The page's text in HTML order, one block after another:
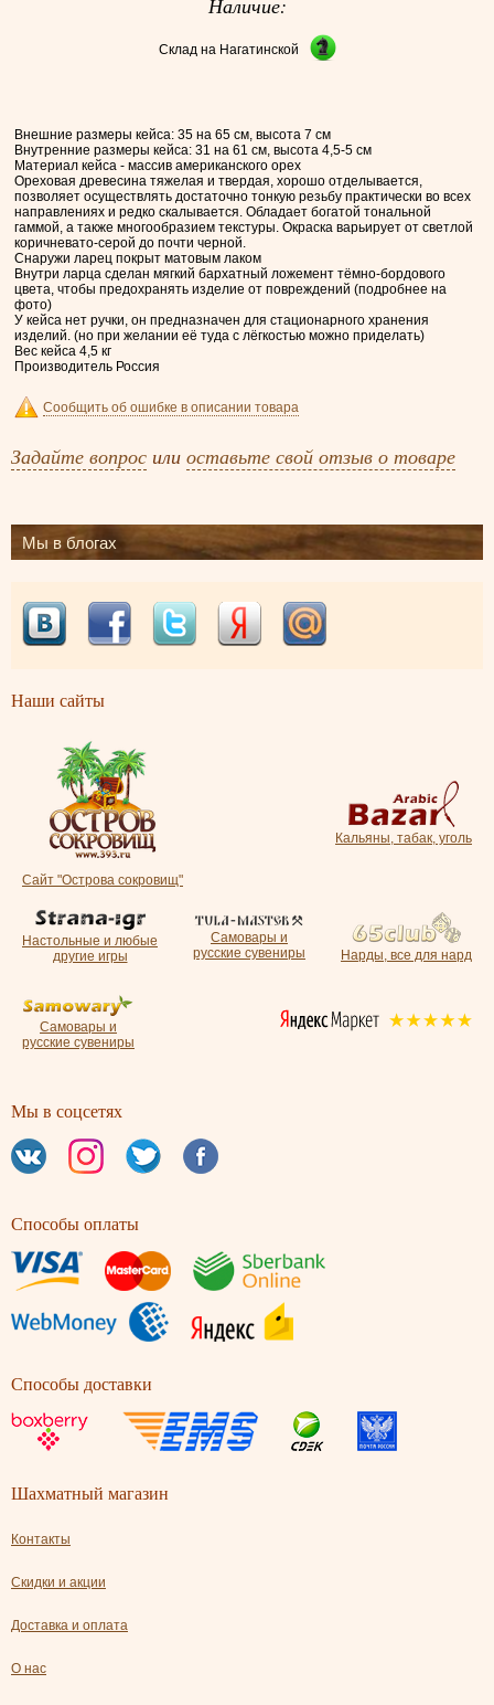
Наличие:
Склад на Нагатинской
Внешние размеры кейса: 35 на 65 см, высота 7 см
Внутренние размеры кейса: 31 на 61 см, высота 4,5-5 см
Материал кейса - массив американского орех
Ореховая древесина тяжелая и твердая, хорошо отделывается,
позволяет осуществлять достаточно тонкую резьбу практически во всех
направлениях и редко скалывается. Обладает богатой тональной
гаммой, а также многообразием текстуры. Окраска варьирует от светлой
коричневато-серой до почти черной.
Снаружи ларец покрыт матовым лаком
Внутри ларца сделан мягкий бархатный ложемент тёмно-бордового
цвета, чтобы предохранять изделие от повреждений (подробнее на
фото)
У кейса нет ручки, он предназначен для стационарного хранения
изделий. (но при желании её туда с лёгкостью можно приделать)
Вес кейса 4,5 кг
Производитель Россия
Сообщить об ошибке в описании товара
Задайте вопрос или оставьте свой отзыв о товаре
Мы в блогах
Наши сайты
Сайт "Острова сокровищ"
Кальяны, табак, уголь
Настольные и любые
другие игры
Самовары и
русские сувениры
Нарды, все для нард
Самовары и
русские сувениры
Мы в соцсетях
Способы оплаты
Способы доставки
Шахматный магазин
Контакты
Скидки и акции
Доставка и оплата
О нас